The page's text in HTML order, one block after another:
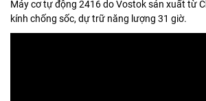
Máy cơ tự động 2416 do Vostok sản xuất từ
kính chống sốc, dự trữ năng lượng 31 giờ.